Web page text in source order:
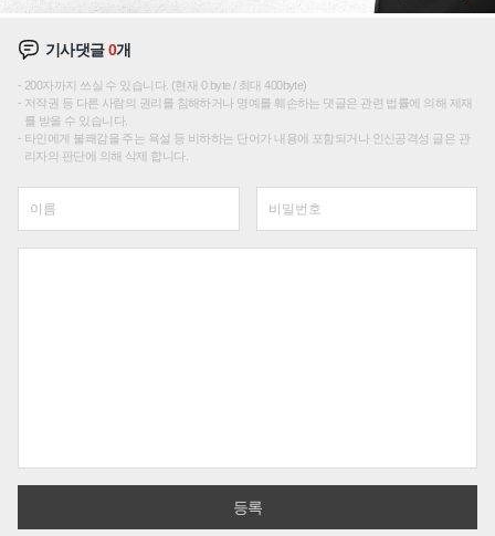
기사댓글0개
200자까지 쓰실 수 있습니다. (현재 0 byte / 최대 400byte)
저작권 등 다른 사람의 권리를 침해하거나 명예를 훼손하는 댓글은 관련 법률에 의해 제재
를 받을 수 있습니다.
타인에게 불쾌감을 주는 욕설 등 비하하는 단어가 내용에 포함되거나 인신공격성 글은 관
리자의 판단에 의해 삭제 합니다.